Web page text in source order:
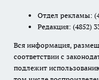
Отдел рекламы:
Редакция: (4852)
Вся информация,
соответствии с
подлежит